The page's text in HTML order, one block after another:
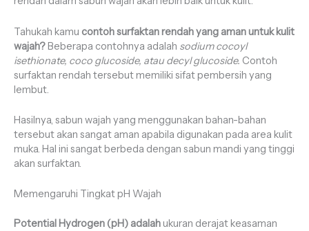
Tahukah kamu contoh surfaktan rendah yang aman untuk kulit
wajah?Beberapa contohnya adalah sodium cocoyl
isethionate, coco glucoside, atau decyl glucoside. Contoh
surfaktan rendah tersebut memiliki sifat pembersih yang
lembut.
Hasilnya, sabun wajah yang menggunakan bahan-bahan
tersebut akan sangat aman apabila digunakan pada area kulit
muka. Hal ini sangat berbeda dengan sabun mandi yang tinggi
akan surfaktan.
Memengaruhi Tingkat pH Wajah
Potential Hydrogen (pH) adalahukuran derajat keasaman